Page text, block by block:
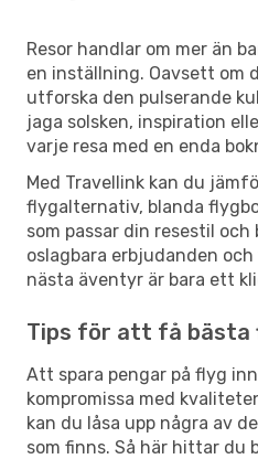
Resor handlar om mer än
en inställning. Oavsett om
utforska den pulserande
jaga solsken, inspiration
varje resa med en enda
Med Travellink kan du
flygalternativ, blanda
som passar din resestil
oslagbara erbjudanden
nästa äventyr är bara ett
Tips för att få bästa
Att spara pengar på flyg
kompromissa med
kan du låsa upp några av
som finns. Så här hittar du